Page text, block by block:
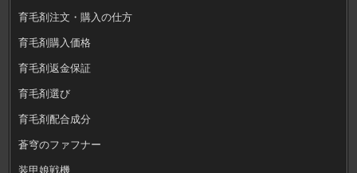
育毛剤注文・購入の仕方
育毛剤購入価格
育毛剤返金保証
育毛剤選び
育毛剤配合成分
蒼穹のファフナー
装甲娘戦機